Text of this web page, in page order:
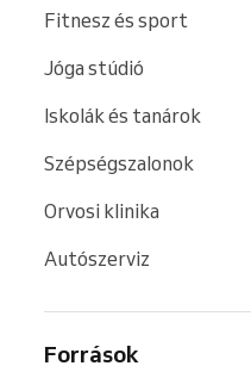
Fitnesz és sport
Jóga stúdió
Iskolák és tanárok
Szépségszalonok
Orvosi klinika
Autószerviz
Források